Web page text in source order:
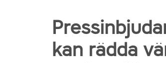
kan rädda